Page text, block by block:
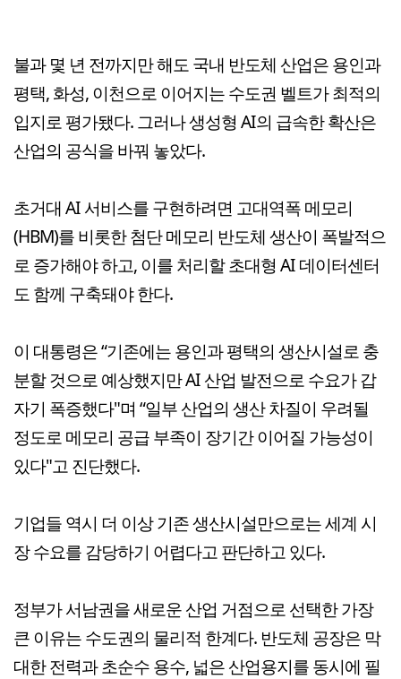
불과 몇 년 전까지만 해도 국내 반도체 산업은 용인과
평택, 화성, 이천으로 이어지는 수도권 벨트가 최적의
입지로 평가됐다. 그러나 생성형 AI의 급속한 확산은
산업의 공식을 바꿔 놓았다.
초거대 AI 서비스를 구현하려면 고대역폭 메모리
(HBM)를 비롯한 첨단 메모리 반도체 생산이 폭발적으
로 증가해야 하고, 이를 처리할 초대형 AI 데이터센터
도 함께 구축돼야 한다.
이 대통령은 “기존에는 용인과 평택의 생산시설로 충
분할 것으로 예상했지만 AI 산업 발전으로 수요가 갑
자기 폭증했다"며 “일부 산업의 생산 차질이 우려될
정도로 메모리 공급 부족이 장기간 이어질 가능성이
있다"고 진단했다.
기업들 역시 더 이상 기존 생산시설만으로는 세계 시
장 수요를 감당하기 어렵다고 판단하고 있다.
정부가 서남권을 새로운 산업 거점으로 선택한 가장
큰 이유는 수도권의 물리적 한계다. 반도체 공장은 막
대한 전력과 초순수 용수, 넓은 산업용지를 동시에 필